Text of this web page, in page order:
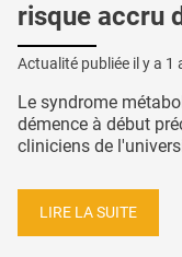
risque accru
Actualité publiée il y a 1
Le syndrome
démence à début
cliniciens de
LIRE LA SUITE